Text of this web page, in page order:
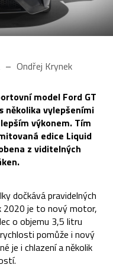
Ondřej Krynek
model Ford GT
několika vylepšeními
výkonem. Tím
edice Liquid
z viditelných
dočkává pravidelných
2020 je to nový motor,
o objemu 3,5 litru
pomůže i nový
je i chlazení a několik